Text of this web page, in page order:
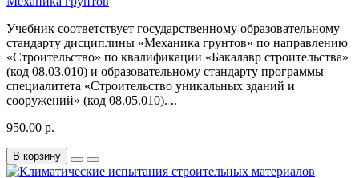
Учебник соответствует государственному образовательному
стандарту дисциплины «Механика грунтов» по направлению
«Строительство» по квалификации «Бакалавр строительства»
(код 08.03.010) и образовательному стандарту программы
специалитета «Строительство уникальных зданий и
сооружений» (код 08.05.010). ..
950.00 р.
В корзину